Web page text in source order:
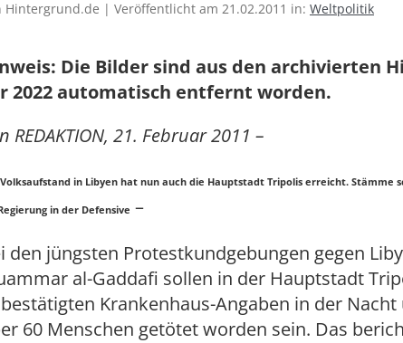
Hintergrund.de | Veröffentlicht am 21.02.2011 in: Weltpolitik
Die Bilder sind aus den archivierten
2022 automatisch entfernt worden.
REDAKTION, 21. Februar 2011 –
in Libyen hat nun auch die Hauptstadt Tripolis erreicht. Stämme
in der Defensive –
den jüngsten Protestkundgebungen gegen
al-Gaddafi sollen in der Hauptstadt
Krankenhaus-Angaben in der
60 Menschen getötet worden sein. Das